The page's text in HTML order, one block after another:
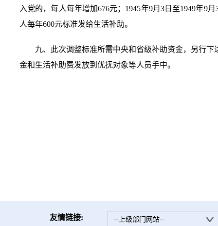
入党的，每人每年增加676元；1945年9月3日至1949年9
人每年600元标准发给生活补助。
九、此次调整标准所需中央和省级补助资金，另行
金和生活补助费发放到优抚对象等人员手中。
友情链接: --上级部门网站--